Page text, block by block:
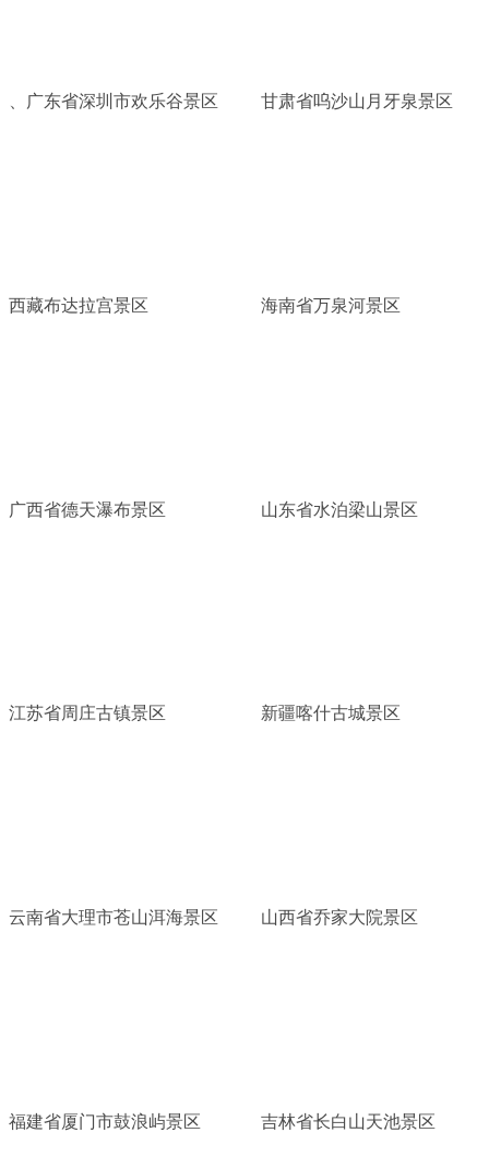
、广东省深圳市欢乐谷景区 甘肃省呜沙山月牙泉景区
西藏布达拉宫景区 海南省万泉河景区
广西省德天瀑布景区 山东省水泊梁山景区
江苏省周庄古镇景区 新疆喀什古城景区
云南省大理市苍山洱海景区 山西省乔家大院景区
福建省厦门市鼓浪屿景区 吉林省长白山天池景区